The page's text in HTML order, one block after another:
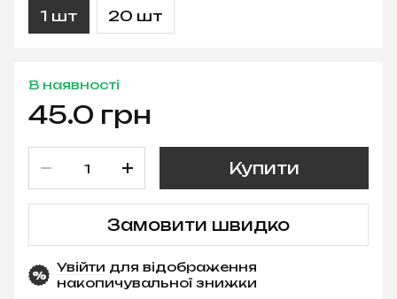
1 шт 20 шт
В наявності
45.0 грн
Купити
Замовити швидко
%
Увійти для відображення
накопичувальної знижки